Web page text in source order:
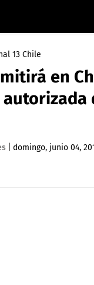
13 Chile
en
domingo, junio 04,